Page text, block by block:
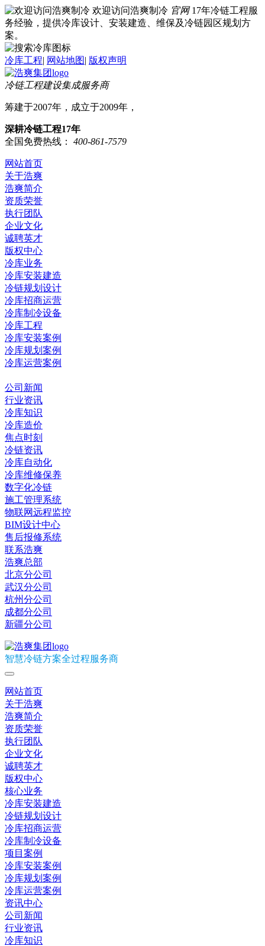
欢迎访问浩爽制冷 官网 17年冷链工程服
务经验，提供冷库设计、安装建造、维保及冷链园区规划方
案。
冷库工程| 网站地图| 版权声明
冷链工程建设集成服务商
筹建于2007年，成立于2009年，
深耕冷链工程17年
全国免费热线：
400-861-7579
网站首页
关于浩爽
浩爽简介
资质荣誉
执行团队
企业文化
诚聘英才
版权中心
冷库业务
冷库安装建造
冷链规划设计
冷库招商运营
冷库制冷设备
冷库工程
冷库安装案例
冷库规划案例
冷库运营案例
公司新闻
行业资讯
冷库知识
冷库造价
焦点时刻
冷链资讯
冷库自动化
冷库维修保养
数字化冷链
施工管理系统
物联网远程监控
BIM设计中心
售后报修系统
联系浩爽
浩爽总部
北京分公司
武汉分公司
杭州分公司
成都分公司
新疆分公司
智慧冷链方案全过程服务商
网站首页
关于浩爽
浩爽简介
资质荣誉
执行团队
企业文化
诚聘英才
版权中心
核心业务
冷库安装建造
冷链规划设计
冷库招商运营
冷库制冷设备
项目案例
冷库安装案例
冷库规划案例
冷库运营案例
资讯中心
公司新闻
行业资讯
冷库知识